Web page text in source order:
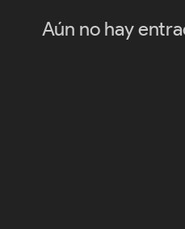
Aún no hay